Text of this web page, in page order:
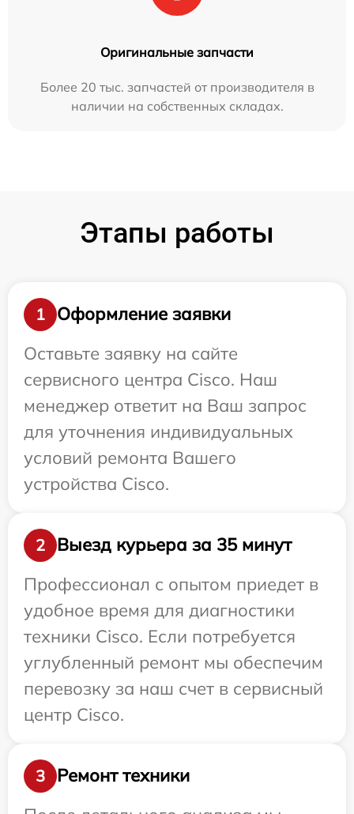
Оригинальные запчасти
Более 20 тыс. запчастей от производителя в
наличии на собственных складах.
Этапы работы
1
Оформление заявки
Оставьте заявку на сайте
сервисного центра Cisco. Наш
менеджер ответит на Ваш запрос
для уточнения индивидуальных
условий ремонта Вашего
устройства Cisco.
2
Выезд курьера за 35 минут
Профессионал с опытом приедет в
удобное время для диагностики
техники Cisco. Если потребуется
углубленный ремонт мы обеспечим
перевозку за наш счет в сервисный
центр Cisco.
3
Ремонт техники